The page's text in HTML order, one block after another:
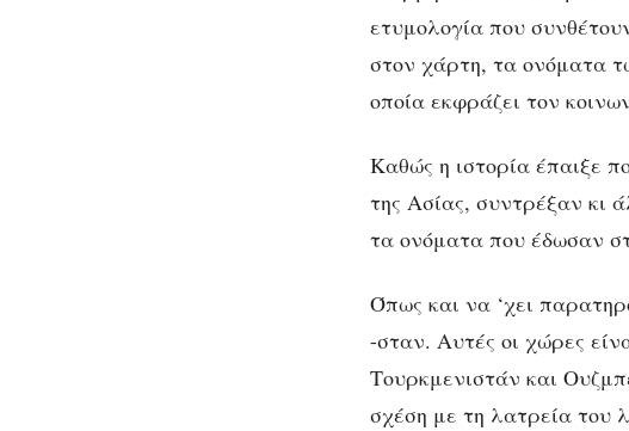
ετυμολογία που
στον χάρτη, τα ονόματα
οποία εκφράζει τον
Καθώς η ιστορία έπαιξε
της Ασίας, συντρέξαν κι
τα ονόματα που έδωσαν
Όπως και να ‘χει
-σταν. Αυτές οι χώρες
Τουρκμενιστάν και
σχέση με τη λατρεία του